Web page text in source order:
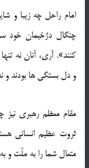
امام راحل چه زیبا و
چنگال دژخیمان خود
کنند». آری، آنان نه
و دل بستگی ها بودند و
مقام معظم رهبری
ثروت عظیم انسانی
متعال شما را به ملّت و